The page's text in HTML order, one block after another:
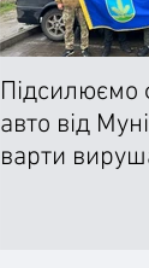
Підсилюємо
авто від
варти